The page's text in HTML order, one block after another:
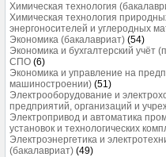
Химическая технология
Химическая технология
энергоносителей и углеродных
Экономика (бакалавриат) (54)
Экономика и бухгалтерский учёт
СПО (6)
Экономика и управление на
машиностроении) (51)
Электрооборудование и
предприятий, организаций и
Электропривод и автоматика
установок и технологических
Электроэнергетика и
(бакалавриат) (49)